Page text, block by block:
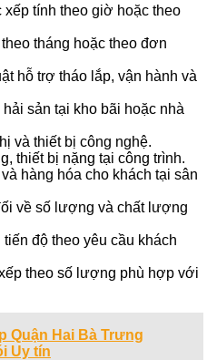
tính theo giờ hoặc theo
tháng hoặc theo đơn
hỗ trợ tháo lắp, vận hành và
sản tại kho bãi hoặc nhà
và thiết bị công nghệ.
thiết bị nặng tại công trình.
hàng hóa cho khách tại sân
về số lượng và chất lượng
độ theo yêu cầu khách
theo số lượng phù hợp với
Quận Hai Bà Trưng
Uy tín